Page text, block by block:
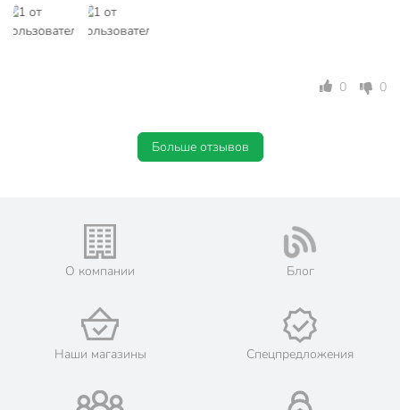
Вес в упаковке
0 0
Больше отзывов
О компании Блог
Наши магазины Спецпредложения